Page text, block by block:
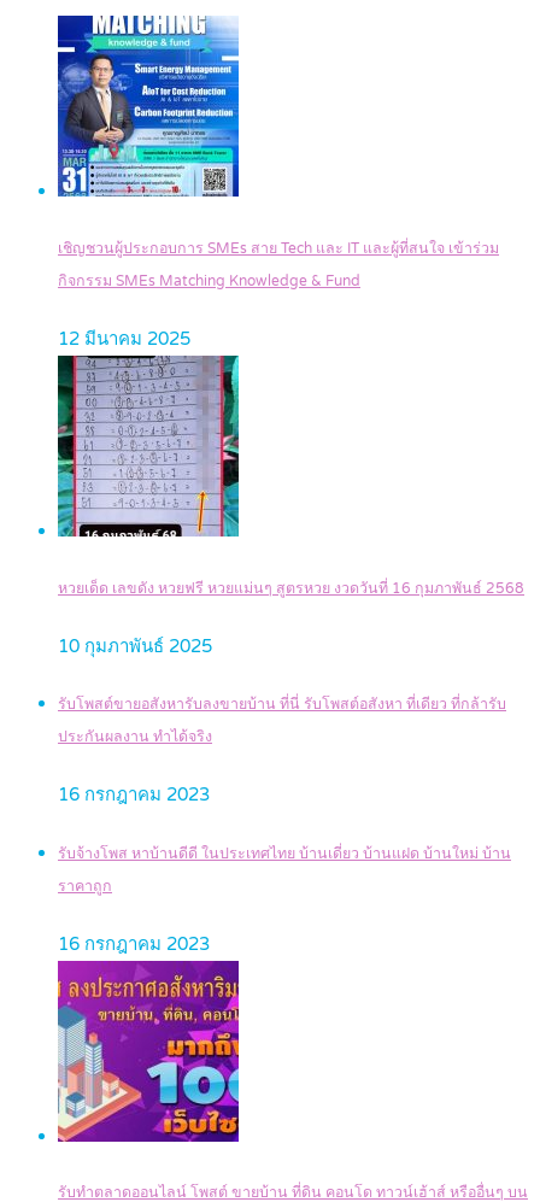
เชิญชวนผู้ประกอบการ SMEs สาย Tech และ IT และผู้ที่สนใจ เข้าร่วม
กิจกรรม SMEs Matching Knowledge & Fund
12 มีนาคม 2025
หวยเด็ด เลขดัง หวยฟรี หวยแม่นๆ สูตรหวย งวดวันที่ 16 กุมภาพันธ์ 2568
10 กุมภาพันธ์ 2025
รับโพสต์ขายอสังหารับลงขายบ้าน ที่นี่ รับโพสต์อสังหา ที่เดียว ที่กล้ารับ
ประกันผลงาน ทำได้จริง
16 กรกฎาคม 2023
รับจ้างโพส หาบ้านดีดี ในประเทศไทย บ้านเดี่ยว บ้านแฝด บ้านใหม่ บ้าน
ราคาถูก
16 กรกฎาคม 2023
รับทำตลาดออนไลน์ โพสต์ ขายบ้าน ที่ดิน คอนโด ทาวน์เฮ้าส์ หรืออื่นๆ บน